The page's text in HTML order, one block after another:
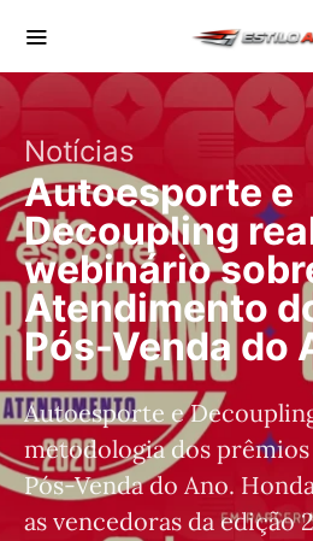
Notícias
Autoesporte e
Decoupling
webinário
Atendimento
Pós-Venda do
Autoesporte e
metodologia dos
Pós-Venda do Ano.
as vencedoras da edição